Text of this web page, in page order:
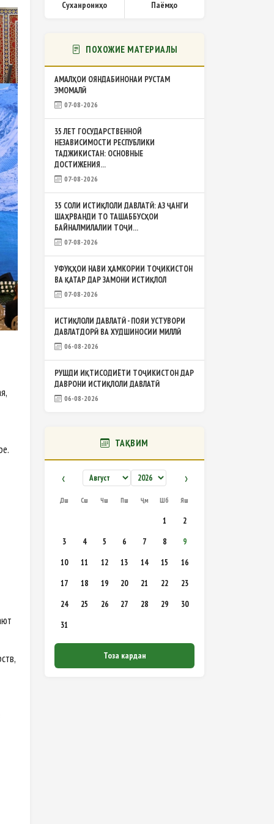
Суханрониҳо Паёмҳо
ПОХОЖИЕ МАТЕРИАЛЫ
АМАЛҲОИ ОЯНДАБИНОНАИ РУСТАМ
ЭМОМАЛӢ
07-08-2026
35 ЛЕТ ГОСУДАРСТВЕННОЙ
НЕЗАВИСИМОСТИ РЕСПУБЛИКИ
ТАДЖИКИСТАН: ОСНОВНЫЕ
ДОСТИЖЕНИЯ...
07-08-2026
35 СОЛИ ИСТИҚЛОЛИ ДАВЛАТӢ: АЗ ҶАНГИ
ШАҲРВАНДИ ТО ТАШАББУСҲОИ
БАЙНАЛМИЛАЛИИ ТОҶИ...
07-08-2026
УФУҚҲОИ НАВИ ҲАМКОРИИ ТОҶИКИСТОН
ВА ҚАТАР ДАР ЗАМОНИ ИСТИҚЛОЛ
07-08-2026
ИСТИҚЛОЛИ ДАВЛАТӢ - ПОЯИ УСТУВОРИ
ДАВЛАТДОРӢ ВА ХУДШИНОСИИ МИЛЛӢ
06-08-2026
РУШДИ ИҚТИСОДИЁТИ ТОҶИКИСТОН ДАР
ДАВРОНИ ИСТИҚЛОЛИ ДАВЛАТӢ
06-08-2026
ТАҚВИМ
‹ ›
Дш Сш Чш Пш Ҷм Шб Яш
1
2
3
4 5 6 7 8
9
10
11 12 13 14 15
16
17
18 19 20 21 22
23
24
25 26 27 28 29
30
31
Тоза кардан